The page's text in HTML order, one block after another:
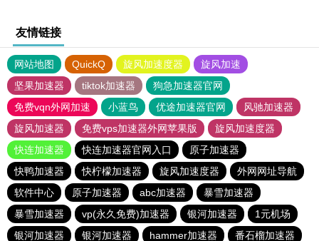
友情链接
网站地图 QuickQ 旋风加速度器
旋风加速
坚果加速器
tiktok加速器
狗急加速器官网
免费vqn外网加速
小蓝鸟 优途加速器官网
风驰加速器
旋风加速器
免费vps加速器外网苹果版
旋风加速度器
快连加速器
快连加速器官网入口
原子加速器
快鸭加速器
快柠檬加速器 旋风加速度器
外网网址导航
软件中心
原子加速器 abc加速器
暴雪加速器
暴雪加速器
vp(永久免费)加速器 银河加速器
1元机场
银河加速器
银河加速器 hammer加速器 番石榴加速器